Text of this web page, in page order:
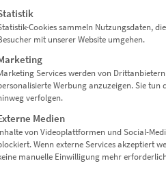
Cookies sammeln Nutzungsdaten,
mit unserer Website umgehen.
Services werden von
Werbung anzuzeigen. Sie tun
verfolgen.
Medien
von Videoplattformen und Social-
Wenn externe Services akzeptiert
manuelle Einwilligung mehr